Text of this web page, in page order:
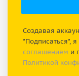
Создавая
"Подписаться",
соглашением и
Политикой